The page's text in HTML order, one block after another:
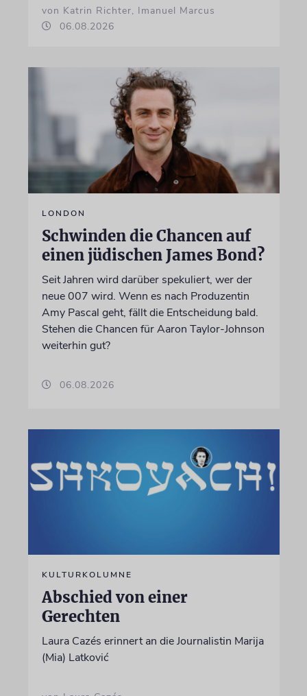
von Katrin Richter, Imanuel Marcus
06.08.2026
LONDON
Schwinden die Chancen auf
einen jüdischen James Bond?
Seit Jahren wird darüber spekuliert, wer der
neue 007 wird. Wenn es nach Produzentin
Amy Pascal geht, fällt die Entscheidung bald.
Stehen die Chancen für Aaron Taylor-Johnson
weiterhin gut?
06.08.2026
KULTURKOLUMNE
Abschied von einer
Gerechten
Laura Cazés erinnert an die Journalistin Marija
(Mia) Latković